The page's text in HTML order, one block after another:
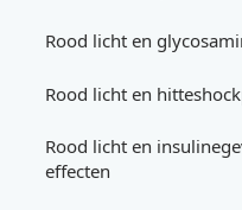
Rood licht en
Rood licht en
Rood licht en
effecten